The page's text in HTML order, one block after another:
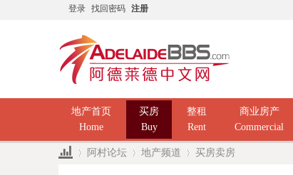
登录 找回密码 注册
地产首页
Home
买房
Buy
整租
Rent
商业房产
Commercial
阿村论坛 地产频道 买房卖房